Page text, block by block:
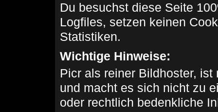
Du besuchst diese Seite
Logfiles, setzen keinen
Statistiken.
Wichtige Hinweise:
Picr als reiner Bildhoster,
und macht es sich nicht zu
oder rechtlich bedenkliche